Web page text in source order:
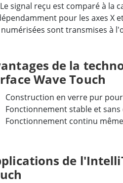
signal reçu est comparé à la
pour les axes X
sont transmises à
de la
Wave Touch
Construction en verre pur
Fonctionnement stable et sans
Fonctionnement continu
de